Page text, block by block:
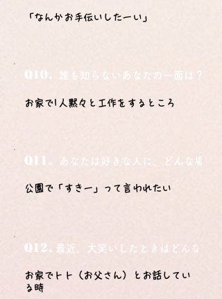
「なんかお手伝いしたーい」
Q10. 誰も知らないあなたの一面は？
お家で1人黙々と工作をするところ
Q11. あなたは好きな人に、どんな場所
公園で「すきー」って言われたい
Q12. 最近、大笑いしたときはどんな時？
お家でトト（お父さん）とお話してい
る時